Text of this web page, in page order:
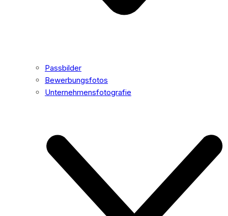
Passbilder
Bewerbungsfotos
Unternehmensfotografie